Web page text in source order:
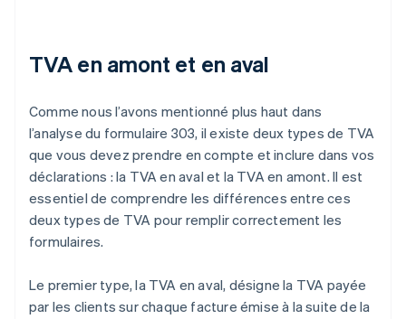
TVA en amont et en aval
Comme nous l’avons mentionné plus haut dans
l’analyse du formulaire 303, il existe deux types de TVA
que vous devez prendre en compte et inclure dans vos
déclarations : la TVA en aval et la TVA en amont. Il est
essentiel de comprendre les différences entre ces
deux types de TVA pour remplir correctement les
formulaires.
Le premier type, la TVA en aval, désigne la TVA payée
par les clients sur chaque facture émise à la suite de la